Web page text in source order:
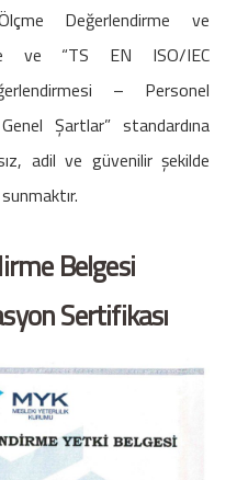
Değerlendirme ve
ve “TS EN ISO/IEC
– Personel
Şartlar” standardına
adil ve güvenilir şekilde
Belgesi
Sertifikası